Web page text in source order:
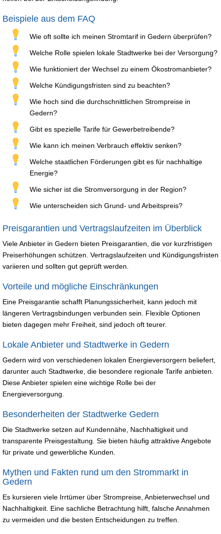
Beispiele aus dem FAQ
Wie oft sollte ich meinen Stromtarif in Gedern überprüfen?
Welche Rolle spielen lokale Stadtwerke bei der Versorgung?
Wie funktioniert der Wechsel zu einem Ökostromanbieter?
Welche Kündigungsfristen sind zu beachten?
Wie hoch sind die durchschnittlichen Strompreise in
Gedern?
Gibt es spezielle Tarife für Gewerbetreibende?
Wie kann ich meinen Verbrauch effektiv senken?
Welche staatlichen Förderungen gibt es für nachhaltige
Energie?
Wie sicher ist die Stromversorgung in der Region?
Wie unterscheiden sich Grund- und Arbeitspreis?
Preisgarantien und Vertragslaufzeiten im Überblick
Viele Anbieter in Gedern bieten Preisgarantien, die vor kurzfristigen
Preiserhöhungen schützen. Vertragslaufzeiten und Kündigungsfristen
variieren und sollten gut geprüft werden.
Vorteile und mögliche Einschränkungen
Eine Preisgarantie schafft Planungssicherheit, kann jedoch mit
längeren Vertragsbindungen verbunden sein. Flexible Optionen
bieten dagegen mehr Freiheit, sind jedoch oft teurer.
Lokale Anbieter und Stadtwerke in Gedern
Gedern wird von verschiedenen lokalen Energieversorgern beliefert,
darunter auch Stadtwerke, die besondere regionale Tarife anbieten.
Diese Anbieter spielen eine wichtige Rolle bei der
Energieversorgung.
Besonderheiten der Stadtwerke Gedern
Die Stadtwerke setzen auf Kundennähe, Nachhaltigkeit und
transparente Preisgestaltung. Sie bieten häufig attraktive Angebote
für private und gewerbliche Kunden.
Mythen und Fakten rund um den Strommarkt in
Gedern
Es kursieren viele Irrtümer über Strompreise, Anbieterwechsel und
Nachhaltigkeit. Eine sachliche Betrachtung hilft, falsche Annahmen
zu vermeiden und die besten Entscheidungen zu treffen.